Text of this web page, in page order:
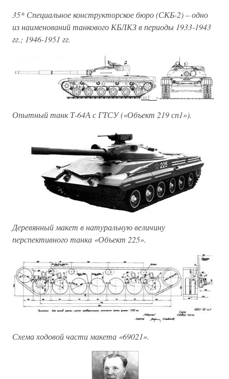
35* Специальное конструкторское бюро (СКБ-2) – одно
из наименований танкового КБЛКЗ в периоды 1933-1943
гг.; 1946-1951 гг.
Опытный танк Т-64А с ГТСУ («Объект 219 сп1»).
Деревянный макет в натуральную величину
перспективного танка «Объект 225».
Схема ходовой части макета «69021».